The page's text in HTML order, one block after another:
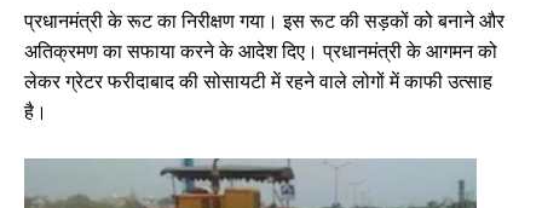
प्रधानमंत्री के रूट का निरीक्षण गया। इस रूट की सड़कों को बनाने और
अतिक्रमण का सफाया करने के आदेश दिए। प्रधानमंत्री के आगमन को
लेकर ग्रेटर फरीदाबाद की सोसायटी में रहने वाले लोगों में काफी उत्साह
है।